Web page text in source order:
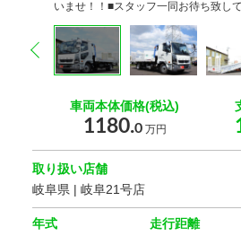
いませ！！■スタッフ一同お待ち致し
prev
車両本体価格(税込)
1180.0万円
取り扱い店舗
岐阜県 | 岐阜21号店
年式
走行距離